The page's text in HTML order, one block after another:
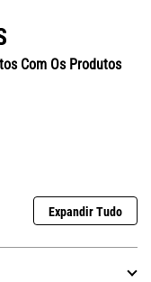
Com Os Produtos
Expandir Tudo